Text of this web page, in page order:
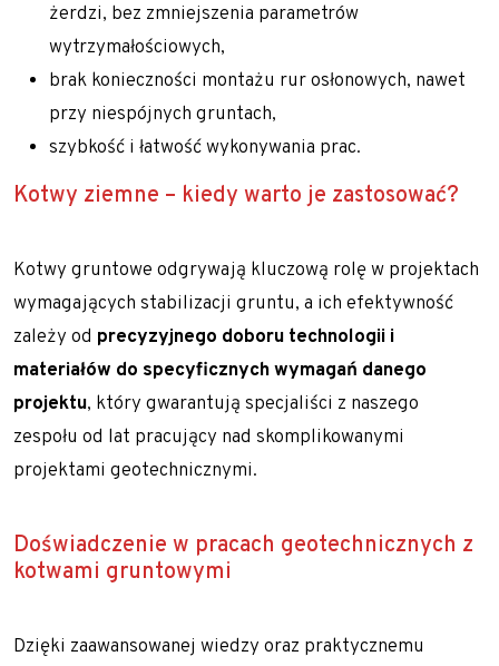
żerdzi, bez zmniejszenia parametrów
wytrzymałościowych,
brak konieczności montażu rur osłonowych, nawet
przy niespójnych gruntach,
szybkość i łatwość wykonywania prac.
Kotwy ziemne – kiedy warto je zastosować?
Kotwy gruntowe odgrywają kluczową rolę w projektach
wymagających stabilizacji gruntu, a ich efektywność
zależy od precyzyjnego doboru technologii i
materiałów do specyficznych wymagań danego
projektu, który gwarantują specjaliści z naszego
zespołu od lat pracujący nad skomplikowanymi
projektami geotechnicznymi.
Doświadczenie w pracach geotechnicznych z
kotwami gruntowymi
Dzięki zaawansowanej wiedzy oraz praktycznemu